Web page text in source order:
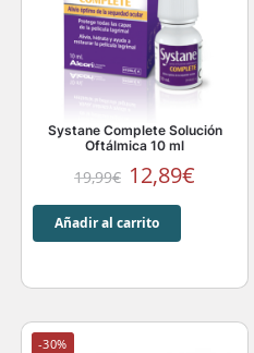
Systane Complete Solución
Oftálmica 10 ml
19,99€ 12,89€
Añadir al carrito
-30%